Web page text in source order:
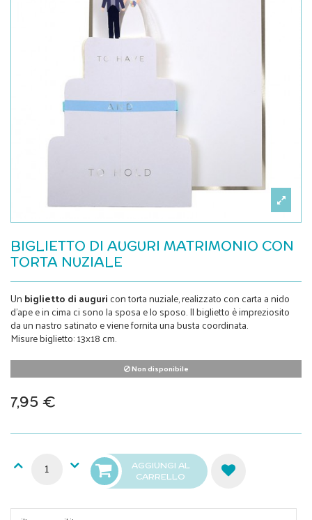
BIGLIETTO DI AUGURI MATRIMONIO CON
TORTA NUZIALE
Un biglietto di auguricontorta nuziale, realizzato con carta a nido
d'ape e in cima ci sono la sposa e lo sposo. Il biglietto è impreziosito
da un nastro satinato e viene fornita una busta coordinata.
Misure biglietto: 13x18 cm.
Non disponibile
7,95 €
AGGIUNGI AL
CARRELLO